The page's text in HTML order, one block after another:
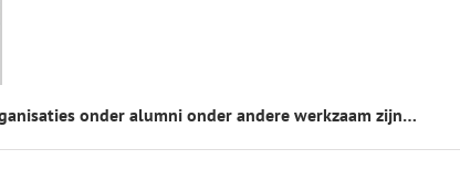
onder alumni onder andere werkzaam zijn…